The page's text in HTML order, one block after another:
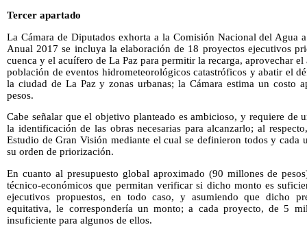
Tercer apartado
La Cámara de Diputados exhorta a la Comisión Nacional del Agua
Anual 2017 se incluya la elaboración de 18 proyectos ejecutivos
cuenca y el acuífero de La Paz para permitir la recarga, aprovechar
población de eventos hidrometeorológicos catastróficos y abatir el
la ciudad de La Paz y zonas urbanas; la Cámara estima un costo
pesos.
Cabe señalar que el objetivo planteado es ambicioso, y requiere de
la identificación de las obras necesarias para alcanzarlo; al
Estudio de Gran Visión mediante el cual se definieron todos y cada
su orden de priorización.
En cuanto al presupuesto global aproximado (90 millones de
técnico-económicos que permitan verificar si dicho monto es
ejecutivos propuestos, en todo caso, y asumiendo que dicho
equitativa, le correspondería un monto; a cada proyecto, de 5
insuficiente para algunos de ellos.